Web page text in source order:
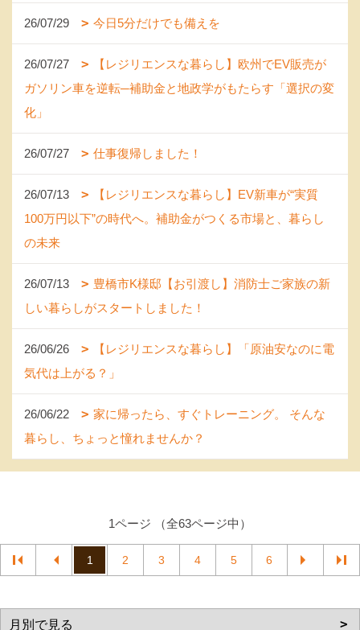
26/07/29 今日5分だけでも備えを
26/07/27
【レジリエンスな暮らし】欧州でEV販売が
ガソリン車を逆転─補助金と地政学がもたらす「選択の変
化」
26/07/27 仕事復帰しました！
26/07/13
【レジリエンスな暮らし】EV新車が“実質
100万円以下”の時代へ。補助金がつくる市場と、暮らし
の未来
26/07/13
豊橋市K様邸【お引渡し】消防士ご家族の新
しい暮らしがスタートしました！
26/06/26
【レジリエンスな暮らし】「原油安なのに電
気代は上がる？」
26/06/22
家に帰ったら、すぐトレーニング。 そんな
暮らし、ちょっと憧れませんか？
1ページ （全63ページ中）
1 2 3 4 5 6